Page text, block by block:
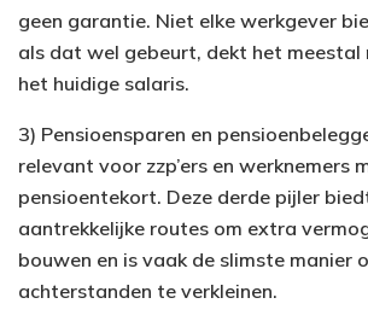
geen garantie. Niet elke werkgever
als dat wel gebeurt, dekt het meestal
het huidige salaris.
3) Pensioensparen en
relevant voor zzp’ers en werknemers
pensioentekort. Deze derde pijler
aantrekkelijke routes om extra
bouwen en is vaak de slimste manier
achterstanden te verkleinen.